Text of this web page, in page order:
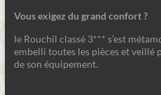
Vous exigez du grand confort ?
le Rouchil classé 3*** s’est
embelli toutes les pièces et
de son équipement.